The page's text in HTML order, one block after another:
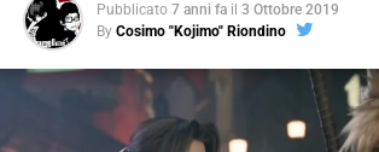
Pubblicato 7 anni fa il 3 Ottobre 2019
By Cosimo "Kojimo" Riondino